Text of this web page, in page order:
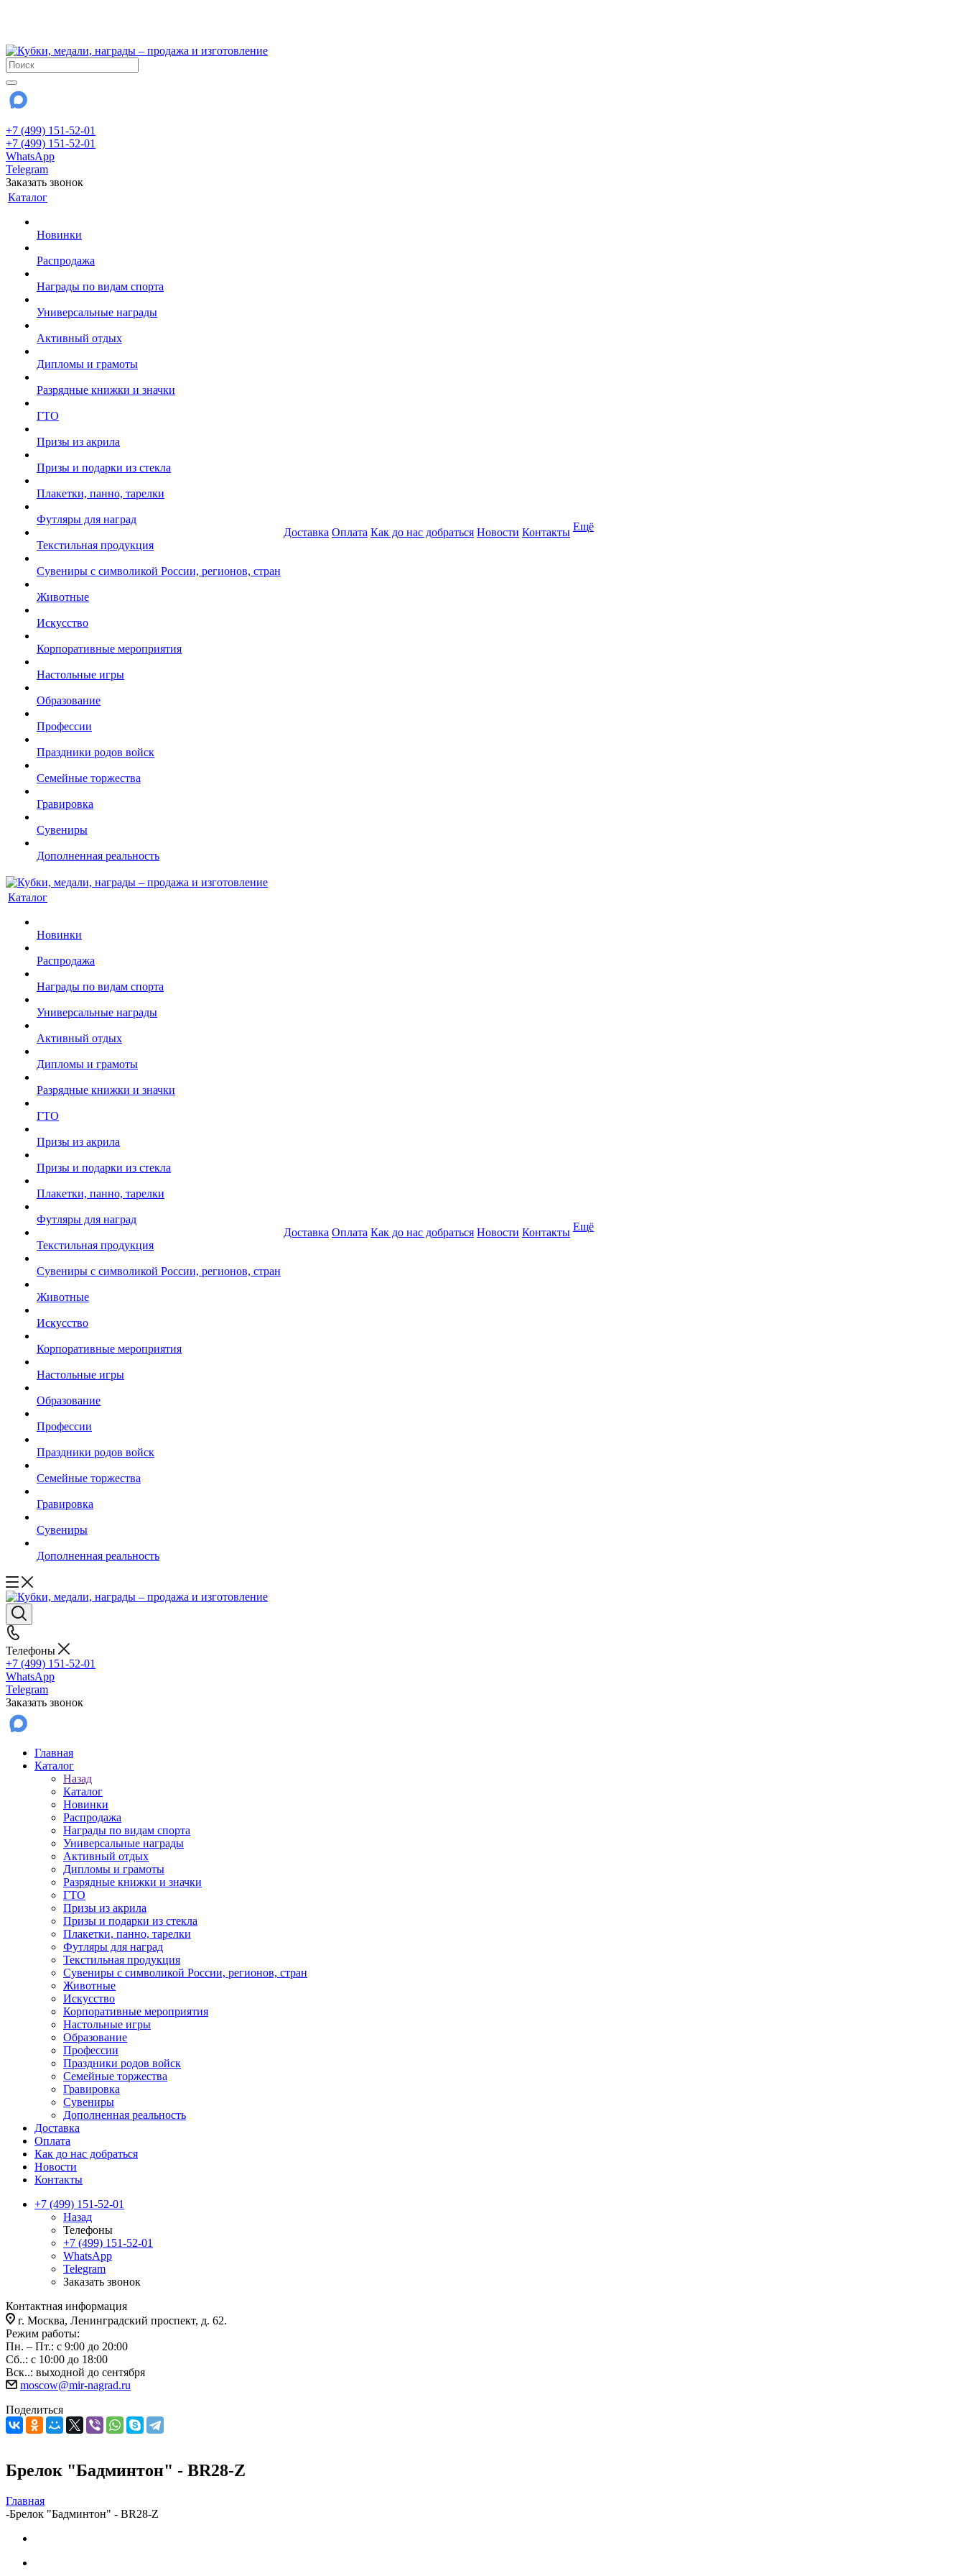
+7 (499) 151-52-01
+7 (499) 151-52-01
WhatsApp
Telegram
Заказать звонок
Каталог
Новинки
Распродажа
Награды по видам спорта
Универсальные награды
Активный отдых
Дипломы и грамоты
Разрядные книжки и значки
ГТО
Призы из акрила
Призы и подарки из стекла
Плакетки, панно, тарелки
Футляры для наград
Текстильная продукция
Сувениры с символикой России, регионов, стран
Животные
Искусство
Корпоративные мероприятия
Настольные игры
Образование
Профессии
Праздники родов войск
Семейные торжества
Гравировка
Сувениры
Дополненная реальность
Доставка Оплата Как до нас добраться Новости Контакты Ещё
Каталог
Новинки
Распродажа
Награды по видам спорта
Универсальные награды
Активный отдых
Дипломы и грамоты
Разрядные книжки и значки
ГТО
Призы из акрила
Призы и подарки из стекла
Плакетки, панно, тарелки
Футляры для наград
Текстильная продукция
Сувениры с символикой России, регионов, стран
Животные
Искусство
Корпоративные мероприятия
Настольные игры
Образование
Профессии
Праздники родов войск
Семейные торжества
Гравировка
Сувениры
Дополненная реальность
Доставка Оплата Как до нас добраться Новости Контакты Ещё
Телефоны
+7 (499) 151-52-01
WhatsApp
Telegram
Заказать звонок
Главная
Каталог
Назад
Каталог
Новинки
Распродажа
Награды по видам спорта
Универсальные награды
Активный отдых
Дипломы и грамоты
Разрядные книжки и значки
ГТО
Призы из акрила
Призы и подарки из стекла
Плакетки, панно, тарелки
Футляры для наград
Текстильная продукция
Сувениры с символикой России, регионов, стран
Животные
Искусство
Корпоративные мероприятия
Настольные игры
Образование
Профессии
Праздники родов войск
Семейные торжества
Гравировка
Сувениры
Дополненная реальность
Доставка
Оплата
Как до нас добраться
Новости
Контакты
+7 (499) 151-52-01
Назад
Телефоны
+7 (499) 151-52-01
WhatsApp
Telegram
Заказать звонок
Контактная информация
г. Москва, Ленинградский проспект, д. 62.
Режим работы:
Пн. – Пт.: с 9:00 до 20:00
Сб..: с 10:00 до 18:00
Вск..: выходной до сентября
moscow@mir-nagrad.ru
Поделиться
Брелок "Бадминтон" - BR28-Z
Главная
-Брелок "Бадминтон" - BR28-Z